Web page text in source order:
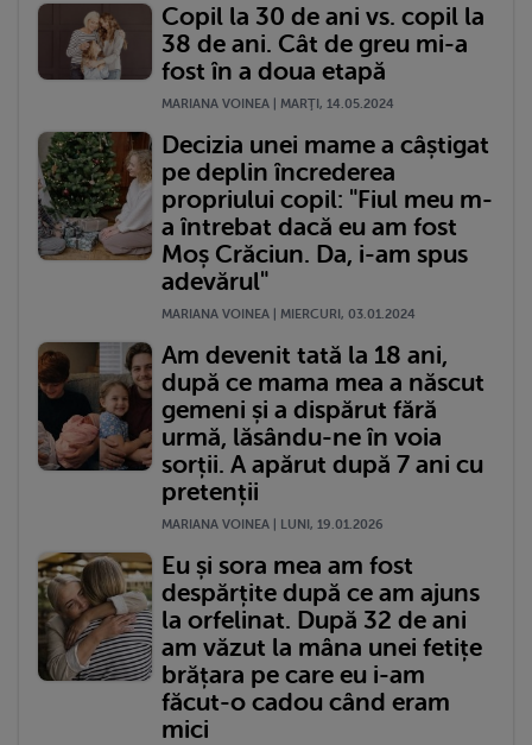
Copil la 30 de ani vs. copil la
38 de ani. Cât de greu mi-a
fost în a doua etapă
MARIANA VOINEA | MARŢI, 14.05.2024
Decizia unei mame a câștigat
pe deplin încrederea
propriului copil: "Fiul meu m-
a întrebat dacă eu am fost
Moș Crăciun. Da, i-am spus
adevărul"
MARIANA VOINEA | MIERCURI, 03.01.2024
Am devenit tată la 18 ani,
după ce mama mea a născut
gemeni și a dispărut fără
urmă, lăsându-ne în voia
sorții. A apărut după 7 ani cu
pretenții
MARIANA VOINEA | LUNI, 19.01.2026
Eu și sora mea am fost
despărțite după ce am ajuns
la orfelinat. După 32 de ani
am văzut la mâna unei fetițe
brățara pe care eu i-am
făcut-o cadou când eram
mici